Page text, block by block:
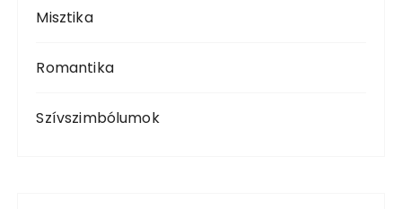
Misztika
Romantika
Szívszimbólumok